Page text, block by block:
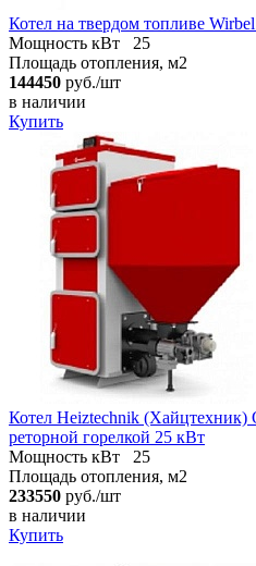
Котел на твердом топливе
Мощность кВт
25
Площадь отопления, м2
144450 руб./шт
в наличии
Купить
Котел Heiztechnik (Хайцтехник)
реторной горелкой 25 кВт
Мощность кВт
25
Площадь отопления, м2
233550 руб./шт
в наличии
Купить